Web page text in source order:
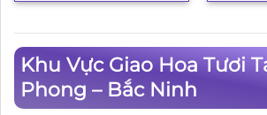
Khu Vực Giao Hoa Tươi
Phong – Bắc Ninh